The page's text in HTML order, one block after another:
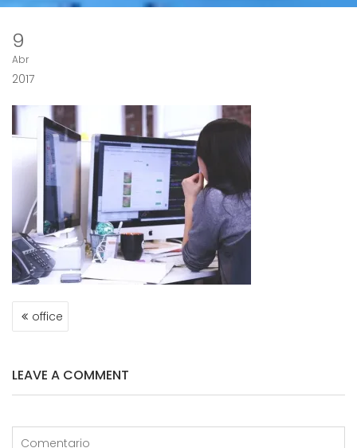
9
Abr
2017
NAVEGACIÓN
DEoffice
LEAVE A COMMENT